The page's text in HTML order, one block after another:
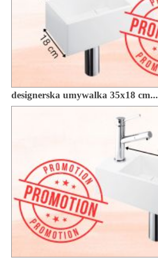
designerska umywalka 35x18 cm...